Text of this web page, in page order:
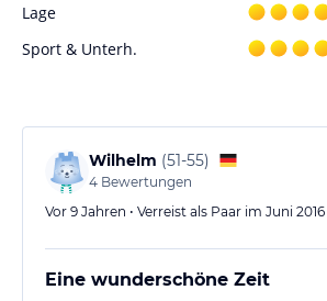
Lage
Sport & Unterh.
Wilhelm (51-55)
4 Bewertungen
Vor 9 Jahren • Verreist als Paar im Juni 2016
Eine wunderschöne Zeit